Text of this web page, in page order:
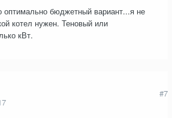
бюджетный вариант...я не
котел нужен. Теновый или
кВт.
#7